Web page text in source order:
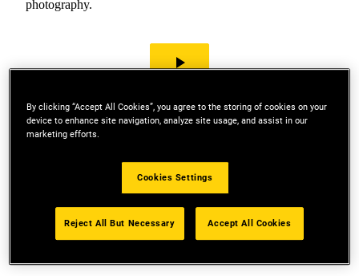
play_arrow
By clicking “Accept All Cookies”, you agree to the storing of cookies on your
device to enhance site navigation, analyze site usage, and assist in our
marketing efforts.
Cookies Settings
Reject All But Necessary Accept All Cookies